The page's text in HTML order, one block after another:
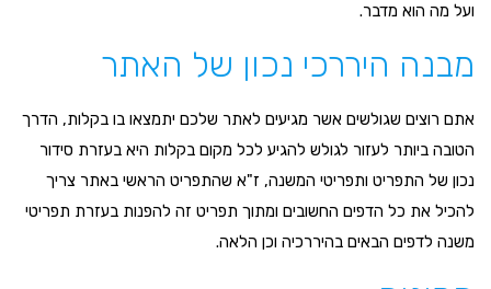
ועל מה הוא מדבר.
מבנה היררכי נכון של האתר
אתם רוצים שגולשים אשר מגיעים לאתר שלכם יתמצאו בו בקלות, הדרך
הטובה ביותר לעזור לגולש להגיע לכל מקום בקלות היא בעזרת סידור
נכון של התפריט ותפריטי המשנה, ז"א שהתפריט הראשי באתר צריך
להכיל את כל הדפים החשובים ומתוך תפריט זה להפנות בעזרת תפריטי
משנה לדפים הבאים בהיררכיה וכן הלאה.